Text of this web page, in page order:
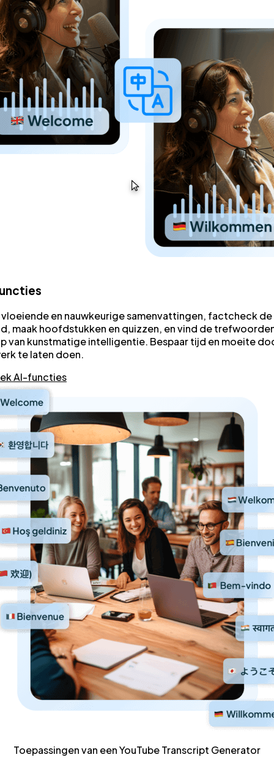
vloeiende en nauwkeurige samenvattingen, factcheck de
maak hoofdstukken en quizzen, en vind de
van kunstmatige intelligentie. Bespaar tijd en moeite
te laten doen.
AI-functies
Toepassingen van een YouTube Transcript Generator